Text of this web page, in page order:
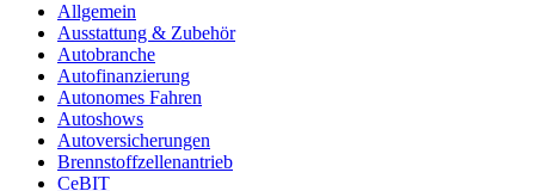
Allgemein
Ausstattung & Zubehör
Autobranche
Autofinanzierung
Autonomes Fahren
Autoshows
Autoversicherungen
Brennstoffzellenantrieb
CeBIT